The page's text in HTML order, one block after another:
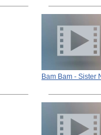
Bam Bam - Sister